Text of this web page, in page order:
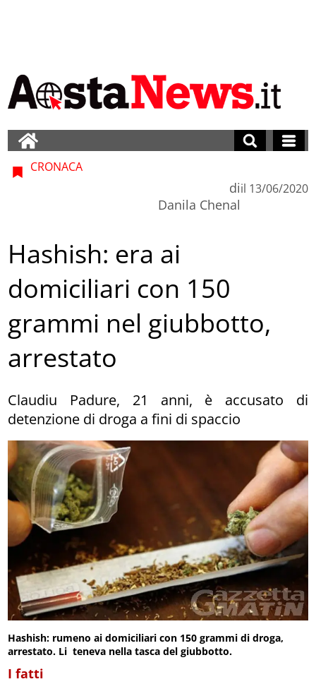
CRONACA
di
Danila Chenal
il 13/06/2020
Hashish: era ai
domiciliari con 150
grammi nel giubbotto,
arrestato
Claudiu Padure, 21 anni, è accusato di
detenzione di droga a fini di spaccio
Hashish: rumeno ai domiciliari con 150 grammi di droga,
arrestato. Li teneva nella tasca del giubbotto.
I fatti